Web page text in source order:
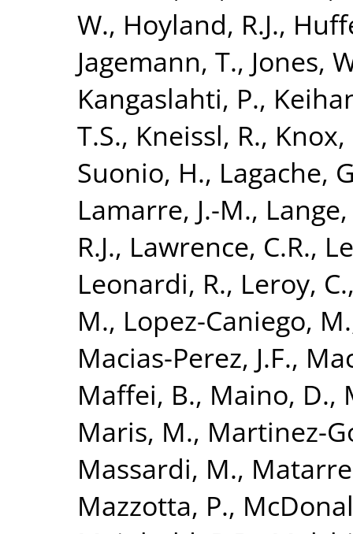
W., Hoyland, R.J.,
Jagemann, T., Jones,
Kangaslahti, P.,
T.S., Kneissl, R., Knox,
Suonio, H., Lagache,
Lamarre, J.-M.,
R.J., Lawrence, C.R.,
Leonardi, R., Leroy, C.
M., Lopez-Caniego, M.
Macias-Perez, J.F.,
Maffei, B., Maino, D.,
Maris, M., Martinez-
Massardi, M.,
Mazzotta, P.,